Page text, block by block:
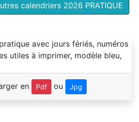
calendriers 2026 PRATIQUE
en Pdf ou Jpg